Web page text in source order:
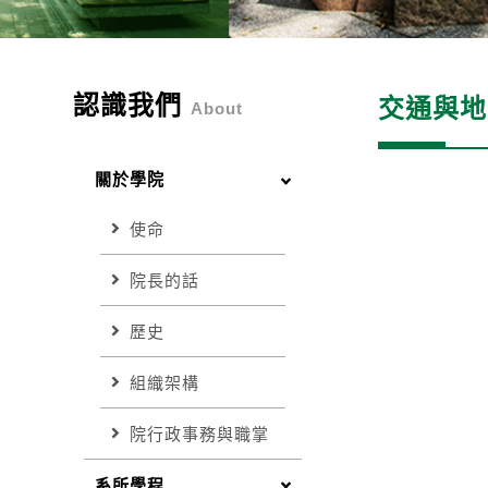
認識我們 About
關於學院
使命
院長的話
歷史
組織架構
院行政事務與職掌
交通與